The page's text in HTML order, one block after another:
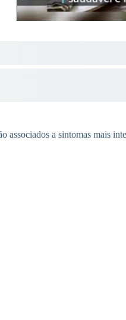
a sintomas mais